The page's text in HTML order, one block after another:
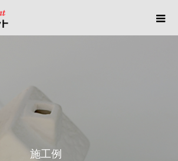
施工例